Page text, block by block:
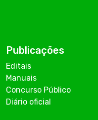
Publicações
Editais
Manuais
Concurso Público
Diário oficial